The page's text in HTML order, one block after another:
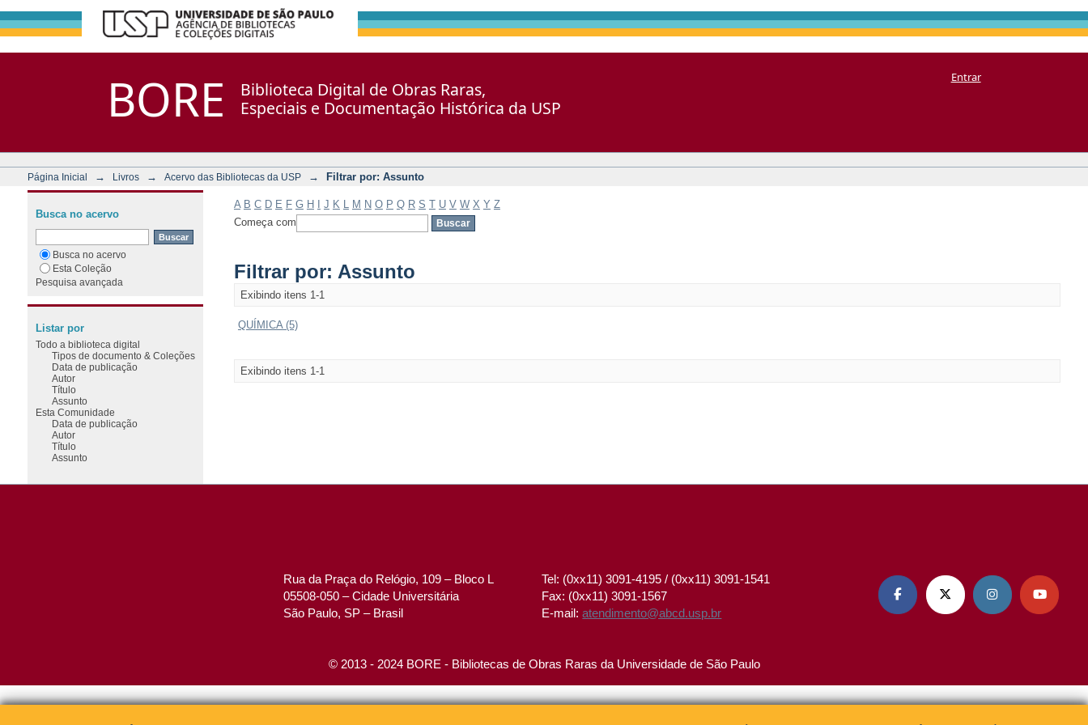
BORE
Biblioteca Digital de Obras Raras,
Especiais e Documentação Histórica da USP
Entrar
Página Inicial → Livros → Acervo das Bibliotecas da USP → Filtrar por: Assunto
A B C D E F G H J K M N O P Q R S T U V W X Y Z
Começa com
Filtrar por: Assunto
Exibindo itens 1-1
QUÍMICA (5)
Exibindo itens 1-1
Busca no acervo
Busca no acervo
Esta Coleção
Pesquisa avançada
Listar por
Todo a biblioteca digital
Tipos de documento & Coleções
Data de publicação
Autor
Título
Assunto
Esta Comunidade
Data de publicação
Autor
Título
Assunto
Rua da Praça do Relógio, 109 – Bloco L
05508-050 – Cidade Universitária
São Paulo, SP – Brasil
Tel: (0xx11) 3091-4195 / (0xx11) 3091-1541
Fax: (0xx11) 3091-1567
E-mail:atendimento@abcd.usp.br
   
© 2013 - 2024 BORE - Bibliotecas de Obras Raras da Universidade de São Paulo